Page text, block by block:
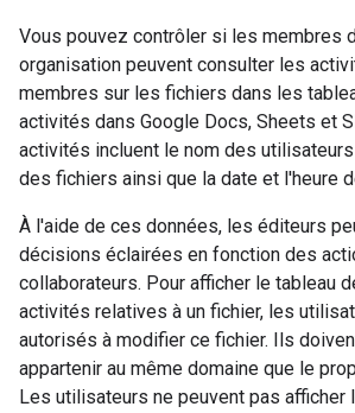
Vous pouvez contrôler si les membres
organisation peuvent consulter les
membres sur les fichiers dans les
activités dans Google Docs, Sheets et
activités incluent le nom des
des fichiers ainsi que la date et l'heure
À l'aide de ces données, les éditeurs
décisions éclairées en fonction des
collaborateurs. Pour afficher le tableau
activités relatives à un fichier, les
autorisés à modifier ce fichier. Ils
appartenir au même domaine que le
Les utilisateurs ne peuvent pas afficher